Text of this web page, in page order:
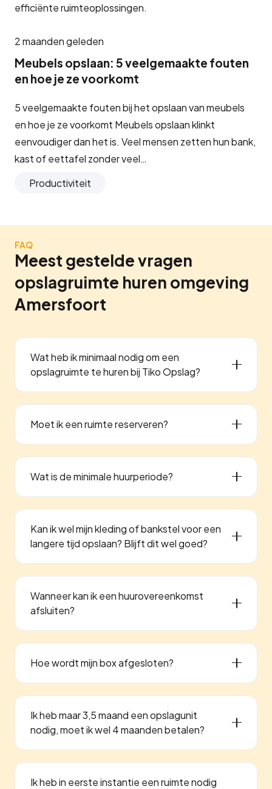
efficiënte ruimteoplossingen.
2 maanden geleden
Meubels opslaan: 5 veelgemaakte fouten
en hoe je ze voorkomt
5 veelgemaakte fouten bij het opslaan van meubels
en hoe je ze voorkomt Meubels opslaan klinkt
eenvoudiger dan het is. Veel mensen zetten hun bank,
kast of eettafel zonder veel…
Productiviteit
FAQ
Meest gestelde vragen
opslagruimte huren omgeving
Amersfoort
Wat heb ik minimaal nodig om een
opslagruimte te huren bij Tiko Opslag?
Moet ik een ruimte reserveren?
Wat is de minimale huurperiode?
Kan ik wel mijn kleding of bankstel voor een
langere tijd opslaan? Blijft dit wel goed?
Wanneer kan ik een huurovereenkomst
afsluiten?
Hoe wordt mijn box afgesloten?
Ik heb maar 3,5 maand een opslagunit
nodig, moet ik wel 4 maanden betalen?
Ik heb in eerste instantie een ruimte nodig